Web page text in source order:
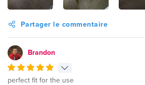
Partager le commentaire
Brandon
perfect fit for the use